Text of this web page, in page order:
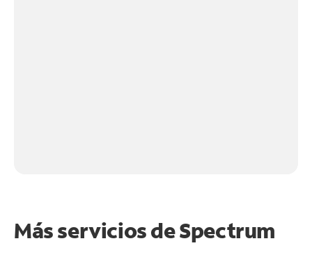
Más servicios de Spectrum